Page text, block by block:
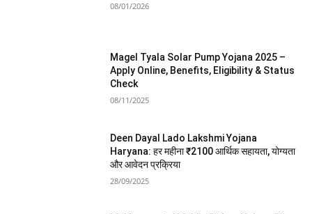
08/01/2026
Magel Tyala Solar Pump Yojana 2025 –
Apply Online, Benefits, Eligibility & Status
Check
08/11/2025
Deen Dayal Lado Lakshmi Yojana
Haryana: हर महीना ₹2100 आर्थिक सहायता, योग्यता
और आवेदन प्रक्रिया
28/09/2025